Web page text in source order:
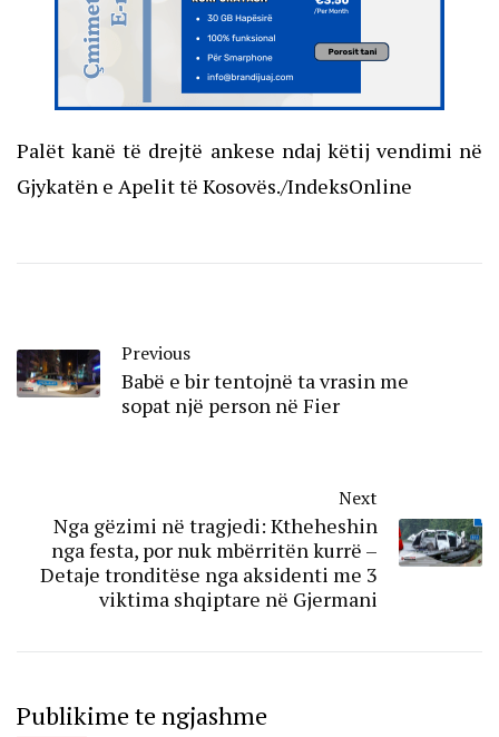
Palët kanë të drejtë ankese ndaj këtij vendimi në
Gjykatën e Apelit të Kosovës./IndeksOnline
Previous
Babë e bir tentojnë ta vrasin me
sopat një person në Fier
Next
Nga gëzimi në tragjedi: Ktheheshin
nga festa, por nuk mbërritën kurrë –
Detaje tronditëse nga aksidenti me 3
viktima shqiptare në Gjermani
Publikime te ngjashme